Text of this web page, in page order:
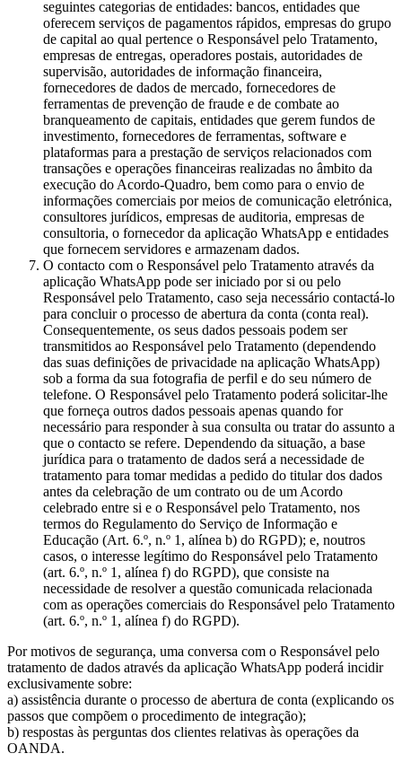
seguintes categorias de entidades: bancos, entidades que
oferecem serviços de pagamentos rápidos, empresas do grupo
de capital ao qual pertence o Responsável pelo Tratamento,
empresas de entregas, operadores postais, autoridades de
supervisão, autoridades de informação financeira,
fornecedores de dados de mercado, fornecedores de
ferramentas de prevenção de fraude e de combate ao
branqueamento de capitais, entidades que gerem fundos de
investimento, fornecedores de ferramentas, software e
plataformas para a prestação de serviços relacionados com
transações e operações financeiras realizadas no âmbito da
execução do Acordo-Quadro, bem como para o envio de
informações comerciais por meios de comunicação eletrónica,
consultores jurídicos, empresas de auditoria, empresas de
consultoria, o fornecedor da aplicação WhatsApp e entidades
que fornecem servidores e armazenam dados.
O contacto com o Responsável pelo Tratamento através da
aplicação WhatsApp pode ser iniciado por si ou pelo
Responsável pelo Tratamento, caso seja necessário contactá-lo
para concluir o processo de abertura da conta (conta real).
Consequentemente, os seus dados pessoais podem ser
transmitidos ao Responsável pelo Tratamento (dependendo
das suas definições de privacidade na aplicação WhatsApp)
sob a forma da sua fotografia de perfil e do seu número de
telefone. O Responsável pelo Tratamento poderá solicitar-lhe
que forneça outros dados pessoais apenas quando for
necessário para responder à sua consulta ou tratar do assunto a
que o contacto se refere. Dependendo da situação, a base
jurídica para o tratamento de dados será a necessidade de
tratamento para tomar medidas a pedido do titular dos dados
antes da celebração de um contrato ou de um Acordo
celebrado entre si e o Responsável pelo Tratamento, nos
termos do Regulamento do Serviço de Informação e
Educação (Art. 6.º, n.º 1, alínea b) do RGPD); e, noutros
casos, o interesse legítimo do Responsável pelo Tratamento
(art. 6.º, n.º 1, alínea f) do RGPD), que consiste na
necessidade de resolver a questão comunicada relacionada
com as operações comerciais do Responsável pelo Tratamento
(art. 6.º, n.º 1, alínea f) do RGPD).
Por motivos de segurança, uma conversa com o Responsável pelo
tratamento de dados através da aplicação WhatsApp poderá incidir
exclusivamente sobre:
a) assistência durante o processo de abertura de conta (explicando os
passos que compõem o procedimento de integração);
b) respostas às perguntas dos clientes relativas às operações da
OANDA.